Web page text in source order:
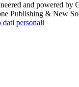
and powered by
Publishing & New
dati personali